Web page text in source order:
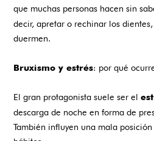
que muchas personas hacen sin
decir, apretar o rechinar los
duermen.
Bruxismo y estrés: por qué
El gran protagonista suele ser el
descarga de noche en forma de
También influyen una mala